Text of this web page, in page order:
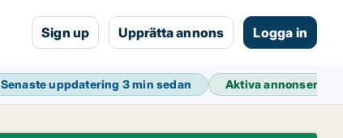
Sign up Upprätta annons Logga in
Senaste uppdatering 3 min sedan Aktiva annonser